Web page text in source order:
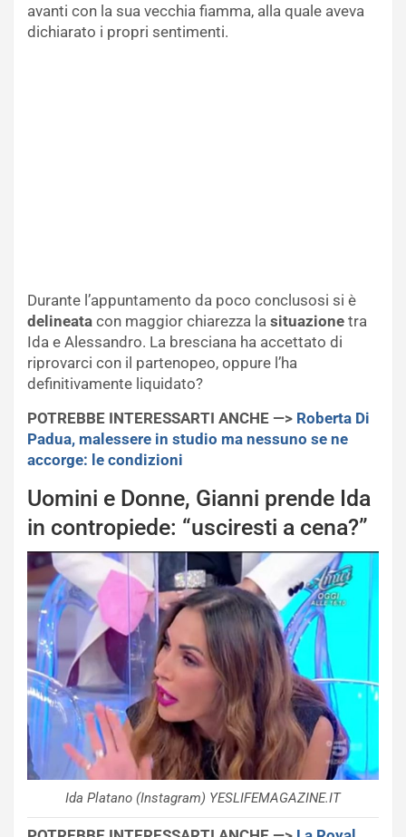
avanti con la sua vecchia fiamma, alla quale aveva
dichiarato i propri sentimenti.
Durante l’appuntamento da poco conclusosi si è
delineata con maggior chiarezza la situazione tra
Ida e Alessandro. La bresciana ha accettato di
riprovarci con il partenopeo, oppure l’ha
definitivamente liquidato?
POTREBBE INTERESSARTI ANCHE —> Roberta Di
Padua, malessere in studio ma nessuno se ne
accorge: le condizioni
Uomini e Donne, Gianni prende Ida
in contropiede: “usciresti a cena?”
Ida Platano (Instagram) YESLIFEMAGAZINE.IT